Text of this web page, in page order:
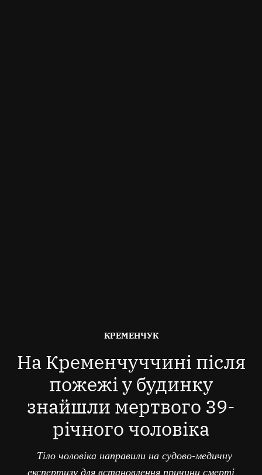
ОПУБЛІКОВАНО
КРЕМЕНЧУК
На Кременчуччині після
пожежі у будинку
знайшли мертвого 39-
річного чоловіка
Тіло чоловіка направили на судово-медичну
експертизу для встановлення причини смерті